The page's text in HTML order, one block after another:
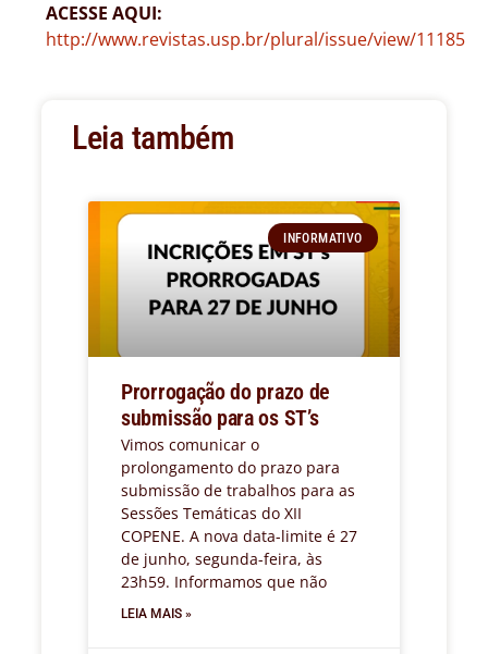
ACESSE AQUI:
http://www.revistas.usp.br/plural/issue/view/11185
Leia também
INFORMATIVO
Prorrogação do prazo de
submissão para os ST’s
Vimos comunicar o
prolongamento do prazo para
submissão de trabalhos para as
Sessões Temáticas do XII
COPENE. A nova data-limite é 27
de junho, segunda-feira, às
23h59. Informamos que não
LEIA MAIS »